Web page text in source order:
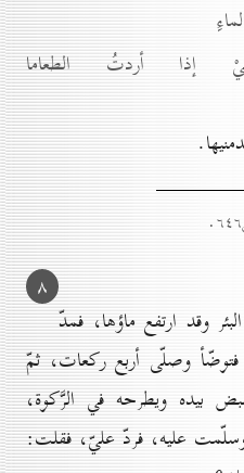
إذا أردتُ الطعاما
۸
وقد ارتفع ماؤها، فمدّ
فتوضّأ وصلّى أربع ركعات، ثمّ
بيده ويطرحه في الرَّكوة،
عليه، فردّ عليّ، فقلت: